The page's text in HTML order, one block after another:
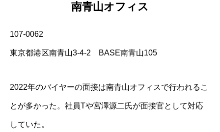
南青山オフィス
107-0062
東京都港区南青山3-4-2 BASE南青山105
2022年のバイヤーの面接は南青山オフィスで行われるこ
とが多かった。社員Tや宮澤源二氏が面接官として対応
していた。